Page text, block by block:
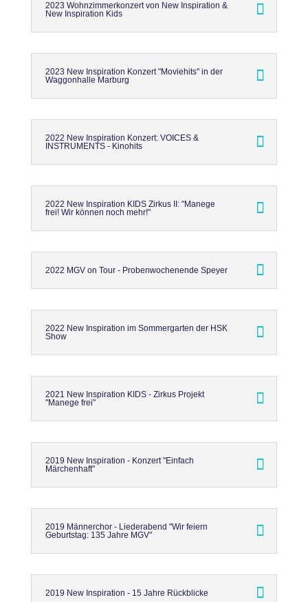
2023 Wohnzimmerkonzert von New Inspiration &
New Inspiration Kids
2023 New Inspiration Konzert "Moviehits" in der
Waggonhalle Marburg
2022 New Inspiration Konzert: VOICES &
INSTRUMENTS - Kinohits
2022 New Inspiration KIDS Zirkus II: "Manege
frei! Wir können noch mehr!"
2022 MGV on Tour - Probenwochenende Speyer
2022 New Inspiration im Sommergarten der HSK
Show
2021 New Inspiration KIDS - Zirkus Projekt
"Manege frei"
2019 New Inspiration - Konzert "Einfach
Märchenhaft"
2019 Männerchor - Liederabend "Wir feiern
Geburtstag: 135 Jahre MGV"
2019 New Inspiration - 15 Jahre Rückblicke